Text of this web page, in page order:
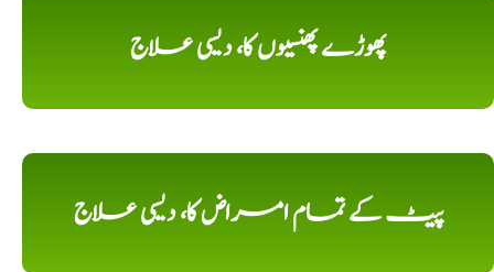
پھوڑے پھنسیوں کا، دیسی علاج
پیٹ کے تمام امراض کا، دیسی علاج